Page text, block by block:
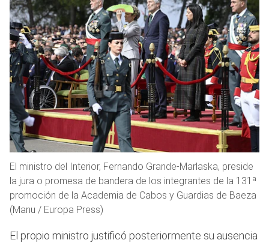
El ministro del Interior, Fernando Grande-Marlaska, preside
la jura o promesa de bandera de los integrantes de la 131ª
promoción de la Academia de Cabos y Guardias de Baeza
(Manu / Europa Press)
El propio ministro justificó posteriormente su ausencia